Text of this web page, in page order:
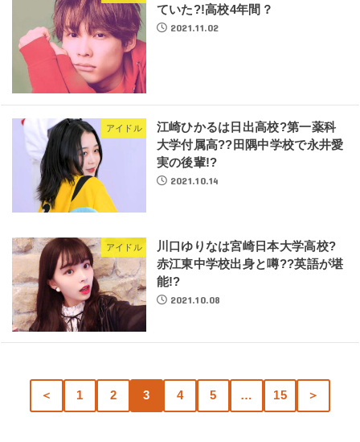
ていた?!高校4年間？
2021.11.02
アイドル
江崎ひかるは日出高校?第一薬科
大学付属高??田隅中学校で永井愛
実の後輩!?
2021.10.14
アイドル
川口ゆりなは宮崎日本大学高校?
赤江東中学校出身と噂??英語が堪
能!?
2021.10.08
＜ 1 2 3 4 5 … 15 ＞